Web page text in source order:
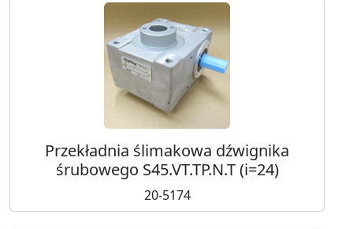
Przekładnia ślimakowa dźwignika
śrubowego S45.VT.TP.N.T (i=24)
20-5174